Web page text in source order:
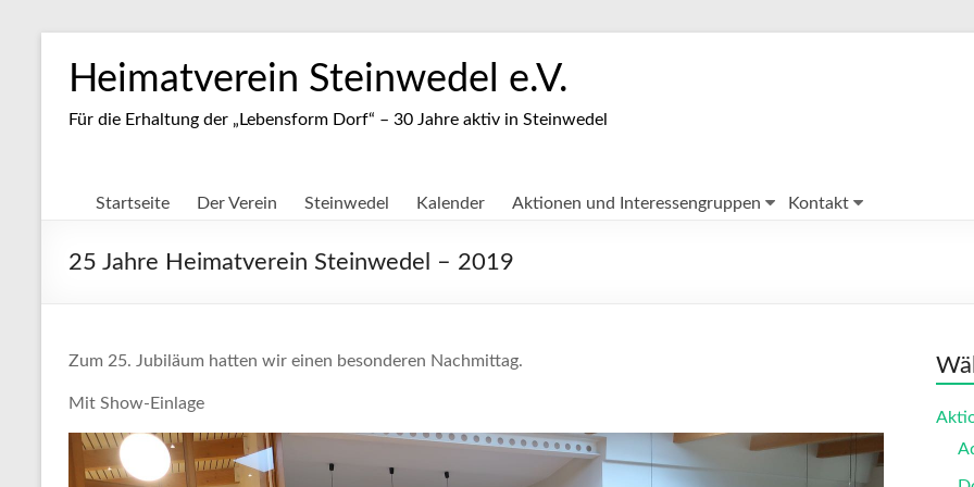
Inhalt
springenHeimatverein Steinwedel e.V.
Für die Erhaltung der „Lebensform Dorf“ – 30 Jahre aktiv in Steinwedel
Startseite Der Verein Steinwedel Kalender Aktionen und Interessengruppen Kontakt
25 Jahre Heimatverein Steinwedel – 2019
Zum 25. Jubiläum hatten wir einen besonderen Nachmittag.
Mit Show-Einlage